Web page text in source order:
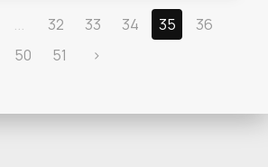
... 32 33 34 35
36
50 51 ›